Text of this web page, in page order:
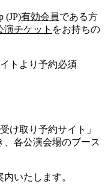
(JP)有効会員である方
演チケット をお持ちの
トより予約必須
け取り予約サイト」
各公演会場のブース
いたします。